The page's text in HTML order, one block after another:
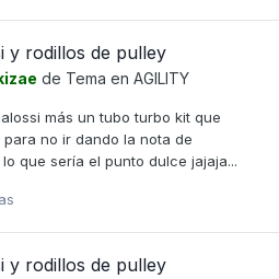
y rodillos de pulley
de Tema en AGILITY
más un tubo turbo kit que
no ir dando la nota de
que sería el punto dulce jajaja...
y rodillos de pulley